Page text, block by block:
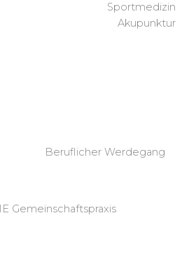
Sportmedizin
Akupunktur
Beruflicher Werdegang
Gemeinschaftspraxis